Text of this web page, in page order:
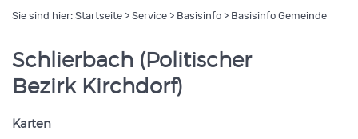
Sie sind hier: Startseite > Service > Basisinfo > Basisinfo Gemeinde
Schlierbach (Politischer
Bezirk Kirchdorf)
Karten